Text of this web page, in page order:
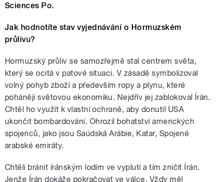
Sciences Po.
Jak hodnotíte stav vyjednávání o Hormuzském
průlivu?
Hormuzský průliv se samozřejmě stal centrem světa,
který se ocitá v patové situaci. V zásadě symbolizoval
volný pohyb zboží a především ropy a plynu, které
pohánějí světovou ekonomiku. Nejdřív jej zablokoval Írán.
Chtěl ho využít k vlastní ochraně, aby donutil USA
ukončit bombardování. Ohrozil bohatství amerických
spojenců, jako jsou Saúdská Arábie, Katar, Spojené
arabské emiráty.
Chtěli bránit íránským lodím ve vyplutí a tím zničit Írán.
Jenže Írán dokáže pokračovat ve válce. Vždy měl